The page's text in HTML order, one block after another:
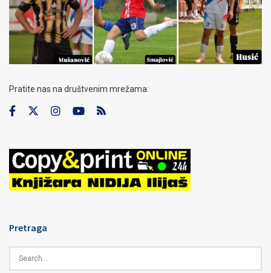
Pratite nas na društvenim mrežama:
Pretraga